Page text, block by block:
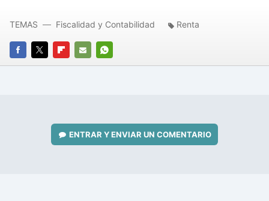
FACEBOOK
TWITTERFLIPBOARD
E-
WHATSAPP
TEMAS Fiscalidad y Contabilidad Renta
ENTRAR Y ENVIAR UN COMENTARIO